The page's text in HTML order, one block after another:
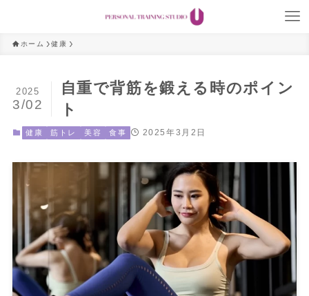
ホーム 健康
自重で背筋を鍛える時のポイン
ト
2025
3/02
健康 筋トレ 美容 食事 2025年3月2日